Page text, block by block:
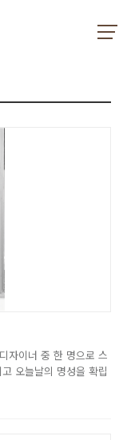
자이너 중 한 명으로 스
오늘날의 명성을 확립
을 마친 뒤 2000년에